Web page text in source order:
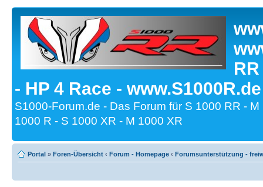
- HP 4 Race -
S1000-Forum.de - Das Forum für S 1000 RR -
1000 R - S 1000 XR - M 1000 XR
Portal » Foren-Übersicht ‹ Forum - Homepage ‹ Forumsunterstützung -